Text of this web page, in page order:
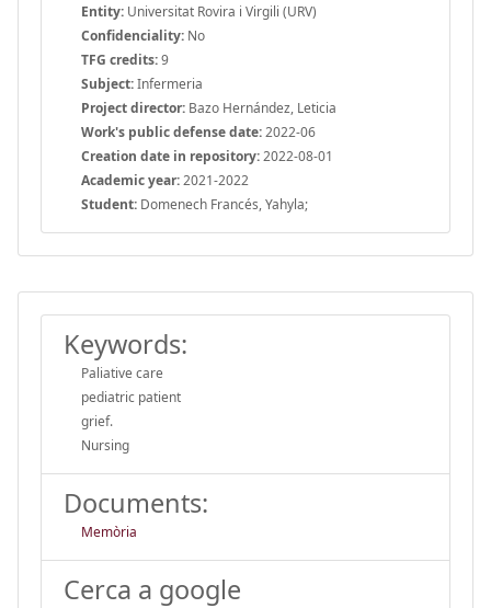
Entity: Universitat Rovira i Virgili (URV)
Confidenciality: No
TFG credits:9
Subject:Infermeria
Project director: Bazo Hernández, Leticia
Work's public defense date:2022-06
Creation date in repository:2022-08-01
Academic year:2021-2022
Student: Domenech Francés, Yahyla;
Keywords:
Paliative care
pediatric patient
grief.
Nursing
Documents:
Memòria
Cerca a google